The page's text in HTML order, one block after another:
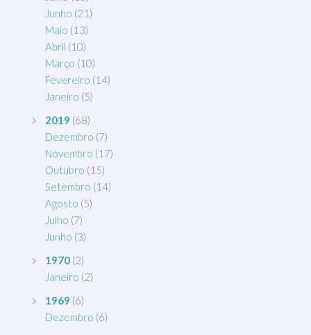
Junho (21)
Maio (13)
Abril (10)
Março (10)
Fevereiro (14)
Janeiro (5)
2019 (68)
Dezembro (7)
Novembro (17)
Outubro (15)
Setembro (14)
Agosto (5)
Julho (7)
Junho (3)
1970 (2)
Janeiro (2)
1969 (6)
Dezembro (6)